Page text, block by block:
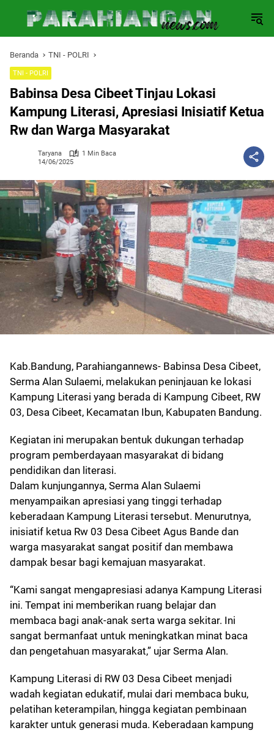
Beranda TNI - POLRI
TNI - POLRI
Babinsa Desa Cibeet Tinjau Lokasi
Kampung Literasi, Apresiasi Inisiatif Ketua
Rw dan Warga Masyarakat
Taryana
1 Min Baca
14/06/2025
Kab.Bandung, Parahiangannews- Babinsa Desa Cibeet,
Serma Alan Sulaemi, melakukan peninjauan ke lokasi
Kampung Literasi yang berada di Kampung Cibeet, RW
03, Desa Cibeet, Kecamatan Ibun, Kabupaten Bandung.
Kegiatan ini merupakan bentuk dukungan terhadap
program pemberdayaan masyarakat di bidang
pendidikan dan literasi.
Dalam kunjungannya, Serma Alan Sulaemi
menyampaikan apresiasi yang tinggi terhadap
keberadaan Kampung Literasi tersebut. Menurutnya,
inisiatif ketua Rw 03 Desa Cibeet Agus Bande dan
warga masyarakat sangat positif dan membawa
dampak besar bagi kemajuan masyarakat.
“Kami sangat mengapresiasi adanya Kampung Literasi
ini. Tempat ini memberikan ruang belajar dan
membaca bagi anak-anak serta warga sekitar. Ini
sangat bermanfaat untuk meningkatkan minat baca
dan pengetahuan masyarakat,” ujar Serma Alan.
Kampung Literasi di RW 03 Desa Cibeet menjadi
wadah kegiatan edukatif, mulai dari membaca buku,
pelatihan keterampilan, hingga kegiatan pembinaan
karakter untuk generasi muda. Keberadaan kampung